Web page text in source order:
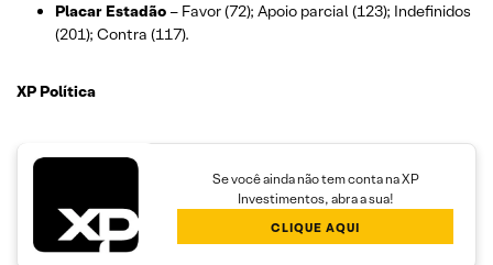
Placar Estadão – Favor (72); Apoio parcial (123); Indefinidos
(201); Contra (117).
XP Política
Se você ainda não tem conta na XP
Investimentos, abra a sua!
CLIQUE AQUI